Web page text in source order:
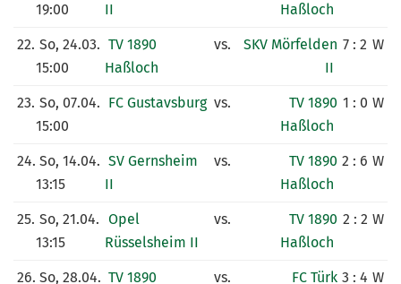
19:00
II
Haßloch
22. So, 24.03.
15:00
TV 1890
Haßloch
vs.
SKV Mörfelden
II
7 : 2 W
23. So, 07.04.
15:00
FC Gustavsburg vs.
TV 1890
Haßloch
1 : 0 W
24. So, 14.04.
13:15
SV Gernsheim
II
vs.
TV 1890
Haßloch
2 : 6 W
25. So, 21.04.
13:15
Opel
Rüsselsheim II
vs.
TV 1890
Haßloch
2 : 2 W
26. So, 28.04. TV 1890 vs. FC Türk 3 : 4 W